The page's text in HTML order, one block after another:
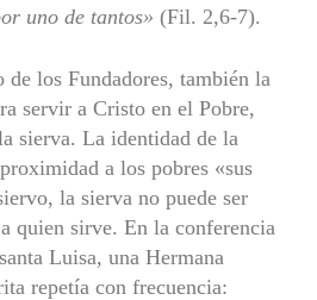
uno de tantos» (Fil. 2,6-7).
de los Fundadores, también la
servir a Cristo en el Pobre,
sierva. La identidad de la
a los pobres «sus
la sierva no puede ser
quien sirve. En la conferencia
Luisa, una Hermana
repetía con frecuencia: